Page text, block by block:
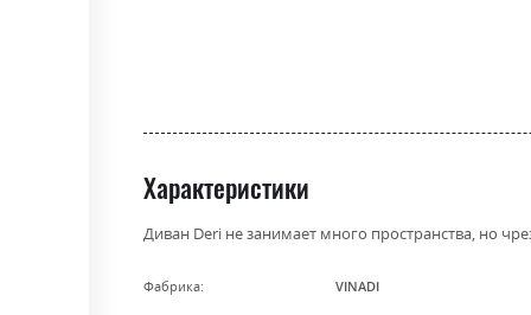
Характеристики
Диван Deri не занимает много пространства, но
Фабрика: VINADI